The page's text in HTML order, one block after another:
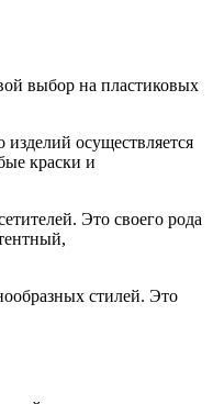
выбор на пластиковых
осуществляется
краски и
Это своего рода
стилей. Это